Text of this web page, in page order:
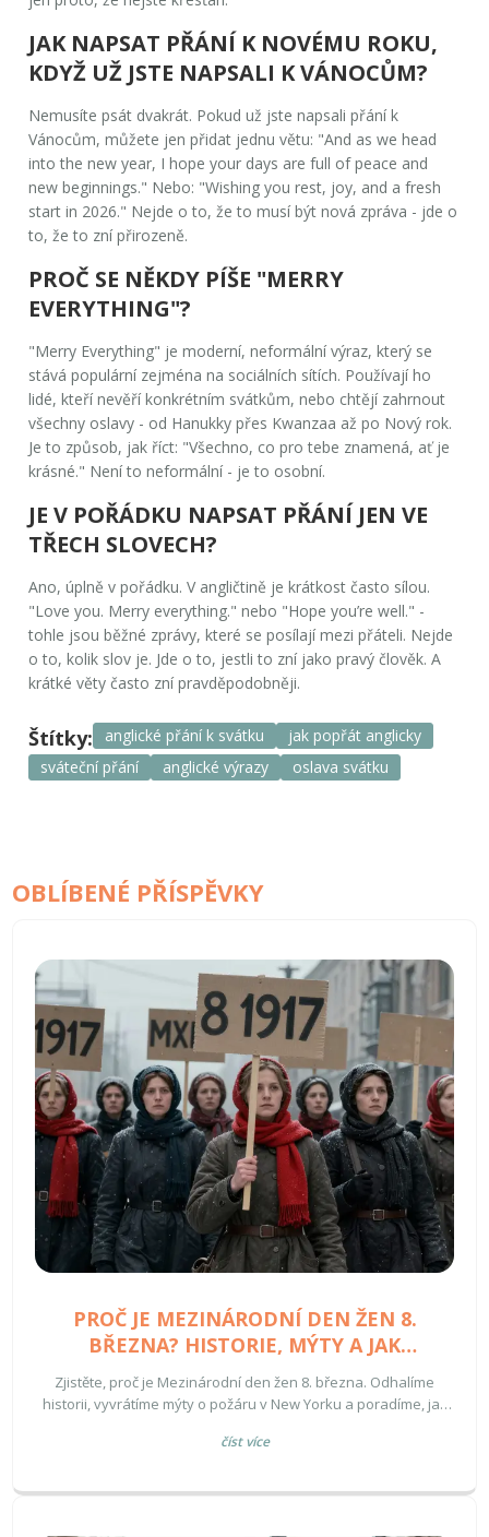
JAK NAPSAT PŘÁNÍ K NOVÉMU ROKU,
KDYŽ UŽ JSTE NAPSALI K VÁNOCŮM?
Nemusíte psát dvakrát. Pokud už jste napsali přání k
Vánocům, můžete jen přidat jednu větu: "And as we head
into the new year, I hope your days are full of peace and
new beginnings." Nebo: "Wishing you rest, joy, and a fresh
start in 2026." Nejde o to, že to musí být nová zpráva - jde o
to, že to zní přirozeně.
PROČ SE NĚKDY PÍŠE "MERRY
EVERYTHING"?
"Merry Everything" je moderní, neformální výraz, který se
stává populární zejména na sociálních sítích. Používají ho
lidé, kteří nevěří konkrétním svátkům, nebo chtějí zahrnout
všechny oslavy - od Hanukky přes Kwanzaa až po Nový rok.
Je to způsob, jak říct: "Všechno, co pro tebe znamená, ať je
krásné." Není to neformální - je to osobní.
JE V POŘÁDKU NAPSAT PŘÁNÍ JEN VE
TŘECH SLOVECH?
Ano, úplně v pořádku. V angličtině je krátkost často sílou.
"Love you. Merry everything." nebo "Hope you’re well." -
tohle jsou běžné zprávy, které se posílají mezi přáteli. Nejde
o to, kolik slov je. Jde o to, jestli to zní jako pravý člověk. A
krátké věty často zní pravděpodobněji.
Štítky: anglické přání k svátku
jak popřát anglicky
sváteční přání
anglické výrazy oslava svátku
OBLÍBENÉ PŘÍSPĚVKY
PROČ JE MEZINÁRODNÍ DEN ŽEN 8.
BŘEZNA? HISTORIE, MÝTY A JAK
OSLAVOVAT
Zjistěte, proč je Mezinárodní den žen 8. března. Odhalíme
historii, vyvrátíme mýty o požáru v New Yorku a poradíme, jak
číst více